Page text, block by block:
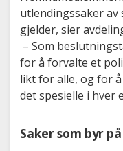
utlendingssaker
gjelder, sier
– Som
for å forvalte et
likt for alle, og for
det spesielle i hver
Saker som byr